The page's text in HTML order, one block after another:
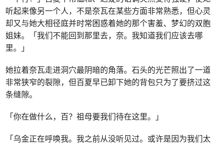
听起来像另一个人，不是奈瓦在某些方面非常熟悉，但心灵
却又与她大相径庭并时常困惑着她的那个害羞、梦幻的双胞
姐妹。「我们不能回到那里去，奈。我知道我们应该去哪
里。」
她拉着奈瓦走进洞穴最阴暗的角落。石头的光芒照出了一道
非常狭窄的裂隙，但百夏早已卸下她的背包只为了要挤过这
条缝隙。
「你在做什么，百？祖母要我们待在这里。」
「乌金正在呼唤我。我之前从没听见过。或许是因为我们太